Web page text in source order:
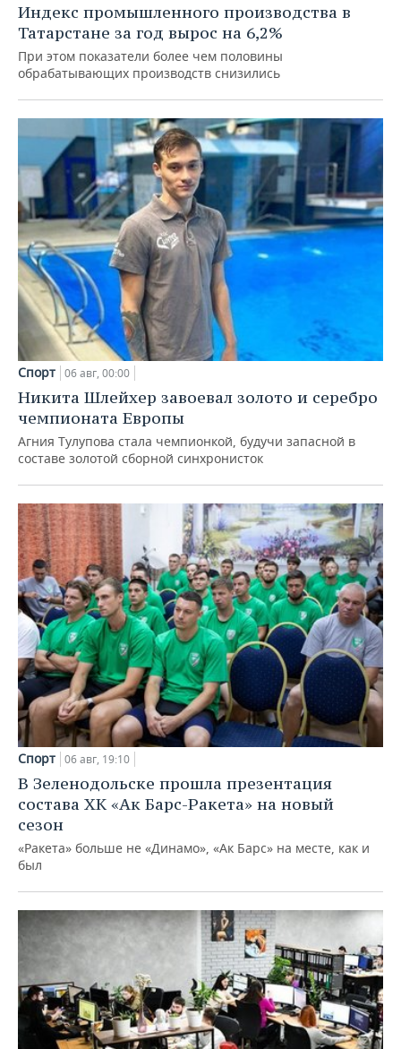
Индекс промышленного производства в
Татарстане за год вырос на 6,2%
При этом показатели более чем половины
обрабатывающих производств снизились
Спорт 06 авг, 00:00
Никита Шлейхер завоевал золото и серебро
чемпионата Европы
Агния Тулупова стала чемпионкой, будучи запасной в
составе золотой сборной синхронисток
Спорт 06 авг, 19:10
В Зеленодольске прошла презентация
состава ХК «Ак Барс-Ракета» на новый
сезон
«Ракета» больше не «Динамо», «Ак Барс» на месте, как и
был